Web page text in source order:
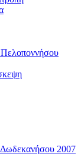
Πελοποννήσου
Δωδεκανήσου 2007